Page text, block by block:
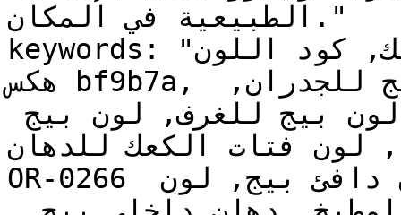
الطبيعية في المكان."
keywords: "لون فتات الكعك, كود اللون OR-0266, لون
هكس bf9b7a, دهان بيج, طلاء بيج, ألوان بيج للجدران,
لون فتات الكعك للدهان,
OR-0266 دهان, ألوان بيج فاتح, دهان دافئ بيج, لون